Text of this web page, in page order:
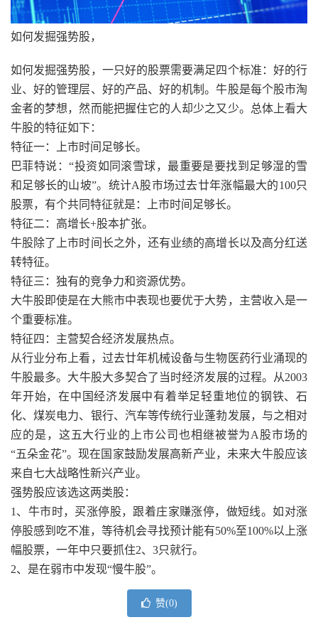
如何发掘强势股，
如何发掘强势股，一只好的股票需要满足四个标准：好的行
业、好的管理层、好的产品、好的机制。牛股是每个股市淘
金者的梦想，然而能把握住它的人却少之又少。总体上看大
牛股的特征如下：
特征一：上市时间足够长。
巴菲特说：“投资如同滚雪球，最重要是要找到足够湿的雪
和足够长的山坡”。统计A股市场过去廿年涨幅最大的100只
股票，有个共同特征就是：上市时间足够长。
特征二：高增长+股本扩张。
牛股除了上市时间长之外，还有业绩的高增长以及高分红送
转特征。
特征三：独有的竞争力和资源优势。
大牛股即使是在大熊市中表现也要优于大势，主营收入是一
个重要标准。
特征四：主营契合经济发展热点。
从行业分布上看，过去廿年机械设备与生物医药行业涌现的
牛股最多。大牛股大多契合了当时经济发展的过程。从2003
年开始，在中国经济发展中有着举足轻重地位的钢铁、石
化、煤炭电力、银行、汽车等传统行业蓬勃发展，与之相对
应的是，这五大行业的上市公司也相继被誉为A股市场的
“五朵金花”。现在国家鼓励发展高新产业，未来大牛股应该
来自七大战略性新兴产业。
强势股应该选这两类股：
1、牛市时，买涨停股，跟着庄家赚涨停，做短线。如对涨
停股感到吃不准，等待机会寻找预计能有50%至100%以上涨
幅股票，一年中只要抓住2、3只就行。
2、是在弱市中发现“慢牛股”。
赞(0)